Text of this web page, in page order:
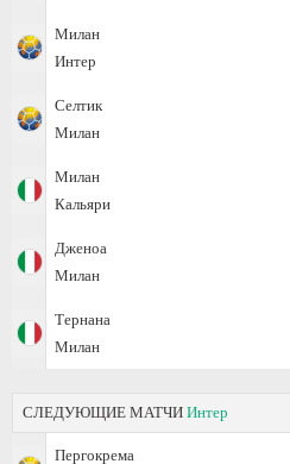
Милан
Интер
Селтик
Милан
Милан
Кальяри
Дженоа
Милан
Тернана
Милан
СЛЕДУЮЩИЕ МАТЧИ Интер
Пергокрема